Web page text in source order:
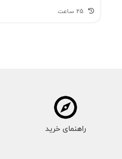
راهنمای خرید